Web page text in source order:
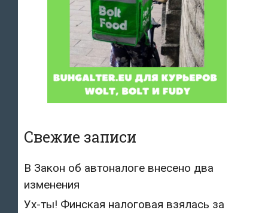
Свежие записи
В Закон об автоналоге внесено два
изменения
Ух-ты! Финская налоговая взялась за